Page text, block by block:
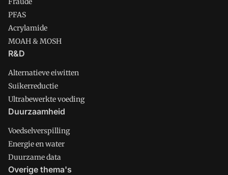
PFAS
Acrylamide
MOAH & MOSH
R&D
Alternatieve eiwitten
Suikerreductie
Ultrabewerkte voeding
Duurzaamheid
Voedselverspilling
Energie en water
Duurzame data
Overige thema's